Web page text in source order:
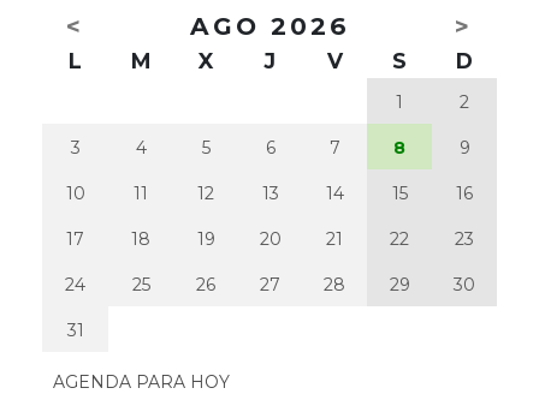
< AGO 2026 >
L M X J V S D
1 2
3 4 5 6 7 8 9
10 11 12 13 14 15 16
17 18 19 20 21 22 23
24 25 26 27 28 29 30
31
AGENDA PARA HOY